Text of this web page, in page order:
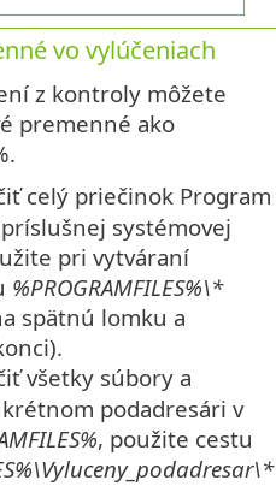
vo vylúčeniach
z kontroly môžete
premenné ako
celý priečinok Program
systémovej
pri vytváraní
%PROGRAMFILES%\*
spätnú lomku a
všetky súbory a
podadresári v
, použite cestu